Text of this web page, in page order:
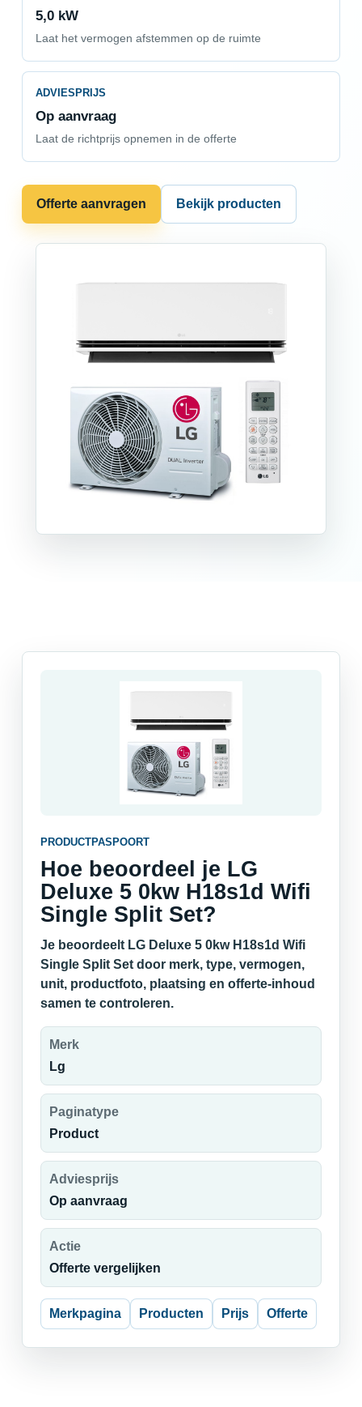
5,0 kW
Laat het vermogen afstemmen op de ruimte
ADVIESPRIJS
Op aanvraag
Laat de richtprijs opnemen in de offerte
Offerte aanvragen Bekijk producten
PRODUCTPASPOORT
Hoe beoordeel je LG
Deluxe 5 0kw H18s1d Wifi
Single Split Set?
Je beoordeelt LG Deluxe 5 0kw H18s1d Wifi
Single Split Set door merk, type, vermogen,
unit, productfoto, plaatsing en offerte-inhoud
samen te controleren.
Merk
Lg
Paginatype
Product
Adviesprijs
Op aanvraag
Actie
Offerte vergelijken
Merkpagina Producten Prijs Offerte